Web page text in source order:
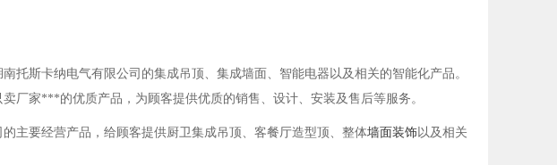
托斯卡纳电气有限公司的集成吊顶、集成墙面、智能电器以及相关的智能化产品。
厂家***的优质产品，为顾客提供优质的销售、设计、安装及售后等服务。
主要经营产品，给顾客提供厨卫集成吊顶、客餐厅造型顶、整体墙面装饰以及相关